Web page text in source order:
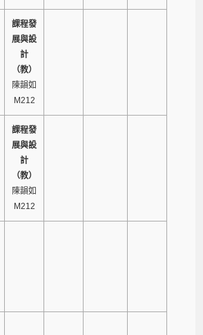
課程發
展與設
計
（教）
陳韻如
M212
課程發
展與設
計
（教）
陳韻如
M212